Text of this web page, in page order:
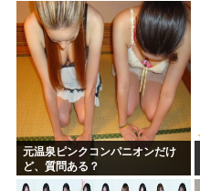
元温泉ピンクコンパニオンだけ
ど、質問ある？